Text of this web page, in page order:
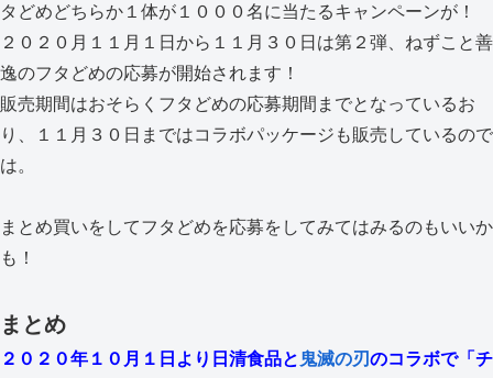
タどめどちらか１体が１０００名に当たるキャンペーンが！
２０２０月１１月１日から１１月３０日は第２弾、ねずこと善
逸のフタどめの応募が開始されます！
販売期間はおそらくフタどめの応募期間までとなっているお
り、１１月３０日まではコラボパッケージも販売しているので
は。
まとめ買いをしてフタどめを応募をしてみてはみるのもいいか
も！
まとめ
２０２０年１０月１日より日清食品と 鬼滅の刃のコラボで「チ